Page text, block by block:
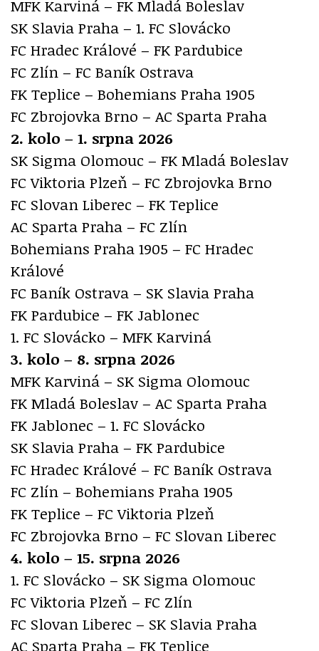
MFK Karviná – FK Mladá Boleslav
SK Slavia Praha – 1. FC Slovácko
FC Hradec Králové – FK Pardubice
FC Zlín – FC Baník Ostrava
FK Teplice – Bohemians Praha 1905
FC Zbrojovka Brno – AC Sparta Praha
2. kolo – 1. srpna 2026
SK Sigma Olomouc – FK Mladá Boleslav
FC Viktoria Plzeň – FC Zbrojovka Brno
FC Slovan Liberec – FK Teplice
AC Sparta Praha – FC Zlín
Bohemians Praha 1905 – FC Hradec
Králové
FC Baník Ostrava – SK Slavia Praha
FK Pardubice – FK Jablonec
1. FC Slovácko – MFK Karviná
3. kolo – 8. srpna 2026
MFK Karviná – SK Sigma Olomouc
FK Mladá Boleslav – AC Sparta Praha
FK Jablonec – 1. FC Slovácko
SK Slavia Praha – FK Pardubice
FC Hradec Králové – FC Baník Ostrava
FC Zlín – Bohemians Praha 1905
FK Teplice – FC Viktoria Plzeň
FC Zbrojovka Brno – FC Slovan Liberec
4. kolo – 15. srpna 2026
1. FC Slovácko – SK Sigma Olomouc
FC Viktoria Plzeň – FC Zlín
FC Slovan Liberec – SK Slavia Praha
AC Sparta Praha – FK Teplice